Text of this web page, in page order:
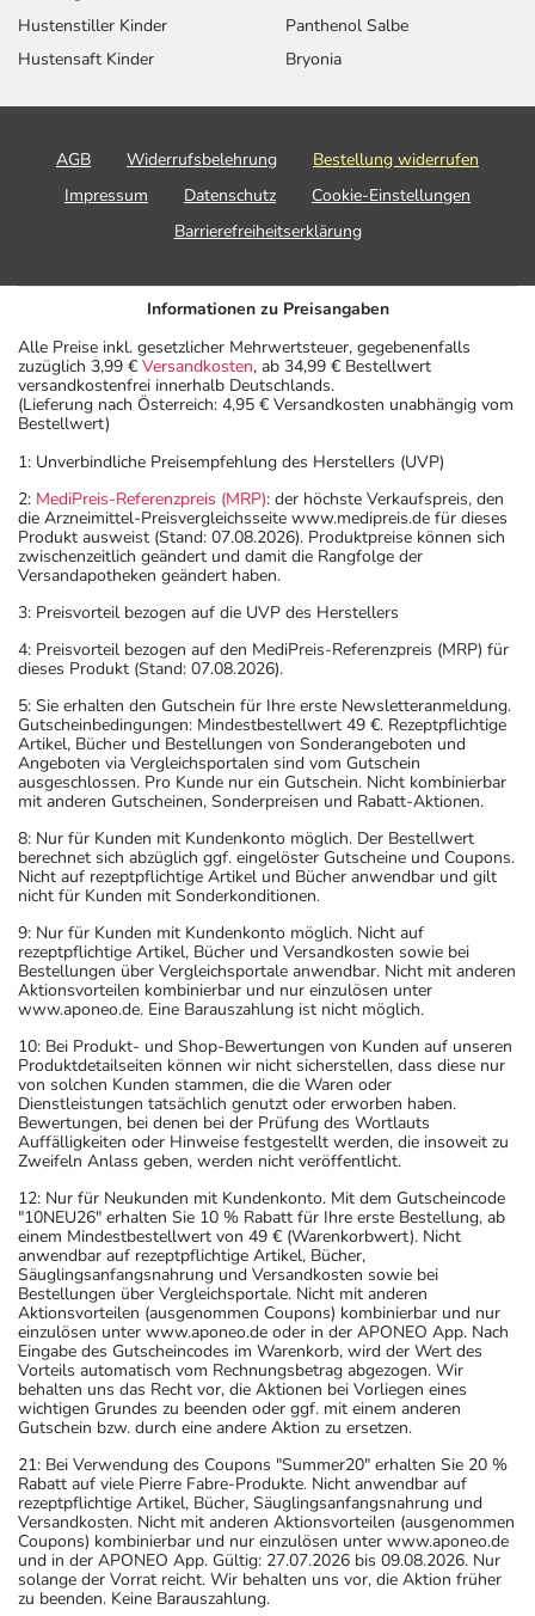
Hustenstiller Kinder
Hustensaft Kinder
Panthenol Salbe
Bryonia
AGB Widerrufsbelehrung
Bestellung widerrufen
Impressum
Datenschutz
Cookie-Einstellungen
Barrierefreiheitserklärung
Informationen zu Preisangaben
Alle Preise inkl. gesetzlicher Mehrwertsteuer, gegebenenfalls
zuzüglich 3,99 € Versandkosten, ab 34,99 € Bestellwert
versandkostenfrei innerhalb Deutschlands.
(Lieferung nach Österreich: 4,95 € Versandkosten unabhängig vom
Bestellwert)
1: Unverbindliche Preisempfehlung des Herstellers (UVP)
2: MediPreis-Referenzpreis (MRP): der höchste Verkaufspreis, den
die Arzneimittel-Preisvergleichsseite www.medipreis.de für dieses
Produkt ausweist (Stand: 07.08.2026). Produktpreise können sich
zwischenzeitlich geändert und damit die Rangfolge der
Versandapotheken geändert haben.
3: Preisvorteil bezogen auf die UVP des Herstellers
4: Preisvorteil bezogen auf den MediPreis-Referenzpreis (MRP) für
dieses Produkt (Stand: 07.08.2026).
5: Sie erhalten den Gutschein für Ihre erste Newsletteranmeldung.
Gutscheinbedingungen: Mindestbestellwert 49 €. Rezeptpflichtige
Artikel, Bücher und Bestellungen von Sonderangeboten und
Angeboten via Vergleichsportalen sind vom Gutschein
ausgeschlossen. Pro Kunde nur ein Gutschein. Nicht kombinierbar
mit anderen Gutscheinen, Sonderpreisen und Rabatt-Aktionen.
8: Nur für Kunden mit Kundenkonto möglich. Der Bestellwert
berechnet sich abzüglich ggf. eingelöster Gutscheine und Coupons.
Nicht auf rezeptpflichtige Artikel und Bücher anwendbar und gilt
nicht für Kunden mit Sonderkonditionen.
9: Nur für Kunden mit Kundenkonto möglich. Nicht auf
rezeptpflichtige Artikel, Bücher und Versandkosten sowie bei
Bestellungen über Vergleichsportale anwendbar. Nicht mit anderen
Aktionsvorteilen kombinierbar und nur einzulösen unter
www.aponeo.de. Eine Barauszahlung ist nicht möglich.
10: Bei Produkt- und Shop-Bewertungen von Kunden auf unseren
Produktdetailseiten können wir nicht sicherstellen, dass diese nur
von solchen Kunden stammen, die die Waren oder
Dienstleistungen tatsächlich genutzt oder erworben haben.
Bewertungen, bei denen bei der Prüfung des Wortlauts
Auffälligkeiten oder Hinweise festgestellt werden, die insoweit zu
Zweifeln Anlass geben, werden nicht veröffentlicht.
12: Nur für Neukunden mit Kundenkonto. Mit dem Gutscheincode
"10NEU26" erhalten Sie 10 % Rabatt für Ihre erste Bestellung, ab
einem Mindestbestellwert von 49 € (Warenkorbwert). Nicht
anwendbar auf rezeptpflichtige Artikel, Bücher,
Säuglingsanfangsnahrung und Versandkosten sowie bei
Bestellungen über Vergleichsportale. Nicht mit anderen
Aktionsvorteilen (ausgenommen Coupons) kombinierbar und nur
einzulösen unter www.aponeo.de oder in der APONEO App. Nach
Eingabe des Gutscheincodes im Warenkorb, wird der Wert des
Vorteils automatisch vom Rechnungsbetrag abgezogen. Wir
behalten uns das Recht vor, die Aktionen bei Vorliegen eines
wichtigen Grundes zu beenden oder ggf. mit einem anderen
Gutschein bzw. durch eine andere Aktion zu ersetzen.
21: Bei Verwendung des Coupons "Summer20" erhalten Sie 20 %
Rabatt auf viele Pierre Fabre-Produkte. Nicht anwendbar auf
rezeptpflichtige Artikel, Bücher, Säuglingsanfangsnahrung und
Versandkosten. Nicht mit anderen Aktionsvorteilen (ausgenommen
Coupons) kombinierbar und nur einzulösen unter www.aponeo.de
und in der APONEO App. Gültig: 27.07.2026 bis 09.08.2026. Nur
solange der Vorrat reicht. Wir behalten uns vor, die Aktion früher
zu beenden. Keine Barauszahlung.